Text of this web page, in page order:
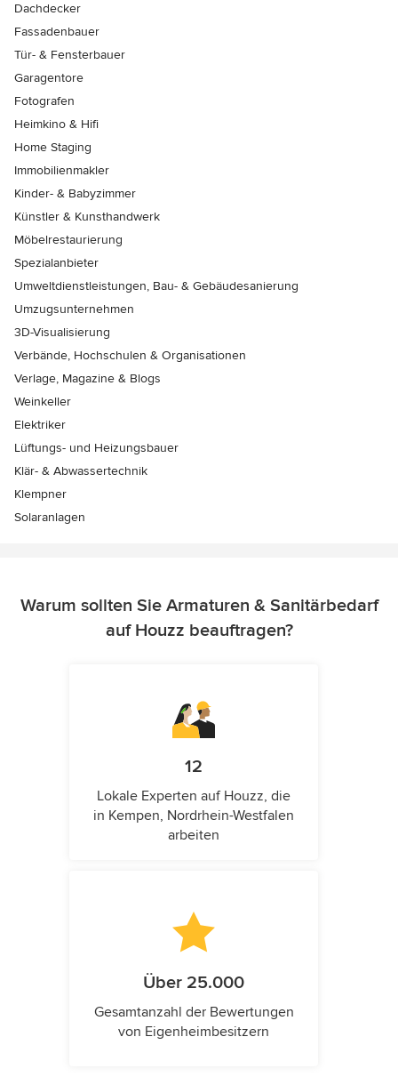
Dachdecker
Fassadenbauer
Tür- & Fensterbauer
Garagentore
Fotografen
Heimkino & Hifi
Home Staging
Immobilienmakler
Kinder- & Babyzimmer
Künstler & Kunsthandwerk
Möbelrestaurierung
Spezialanbieter
Umweltdienstleistungen, Bau- & Gebäudesanierung
Umzugsunternehmen
3D-Visualisierung
Verbände, Hochschulen & Organisationen
Verlage, Magazine & Blogs
Weinkeller
Elektriker
Lüftungs- und Heizungsbauer
Klär- & Abwassertechnik
Klempner
Solaranlagen
Warum sollten Sie Armaturen & Sanitärbedarf
auf Houzz beauftragen?
12
Lokale Experten auf Houzz, die
in Kempen, Nordrhein-Westfalen
arbeiten
Über 25.000
Gesamtanzahl der Bewertungen
von Eigenheimbesitzern